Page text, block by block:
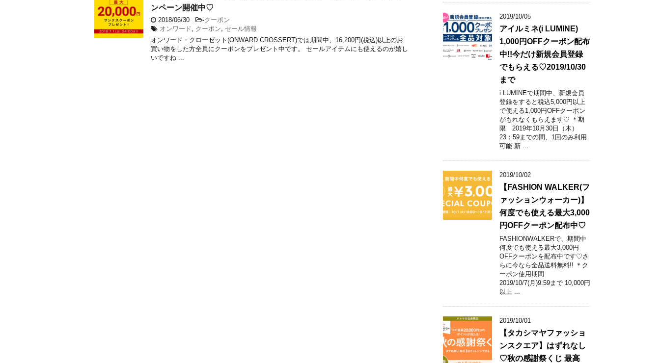
ンペーン開催中♡
2018/06/30 -クーポン
オンワード, クーポン, セール情報
オンワード・クローゼット(ONWARD CROSSERT)では期間中、16,200円(税込)以上のお
買い物をした方全員にクーポンをプレゼント中です。 セールアイテムにも使えるのが嬉し
いですね ...
2019/10/05
アイルミネ(i LUMINE)
1,000円OFFクーポン配布
中!!今だけ新規会員登録
でもらえる♡2019/10/30
まで
i LUMINEで期間中、新規会員
登録をすると税込5,000円以上
で使える1,000円OFFクーポン
がもれなくもらえます♡ ＊期
限 2019年10月30日（木）
23：59までの間、1回のみ利用
可能 新 ...
2019/10/02
【FASHION WALKER(フ
ァッションウォーカー)】
何度でも使える最大3,000
円OFFクーポン配布中♡
FASHIONWALKERで、期間中
何度でも使える最大3,000円
OFFクーポンを配布中です♡さ
らに今なら全品送料無料!! ＊ク
ーポン使用期間
2019/10/7(月)9:59まで 10,000円
以上 ...
2019/10/01
【タカシマヤファッショ
ンスクエア】はずれなし
♡秋の感謝祭くじ 最高